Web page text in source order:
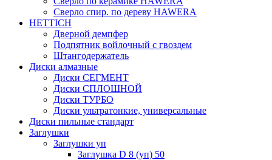
Сверло спир. по дереву HAWERA
HETTICH
Дверной демпфер
Подпятник войлочный с гвоздем
Штангодержатель
Диски алмазные
Диски СЕГМЕНТ
Диски СПЛОШНОЙ
Диски ТУРБО
Диски ультратонкие, универсальные
Диски пильные стандарт
Заглушки
Заглушки уп
Заглушка D 8 (уп) 50